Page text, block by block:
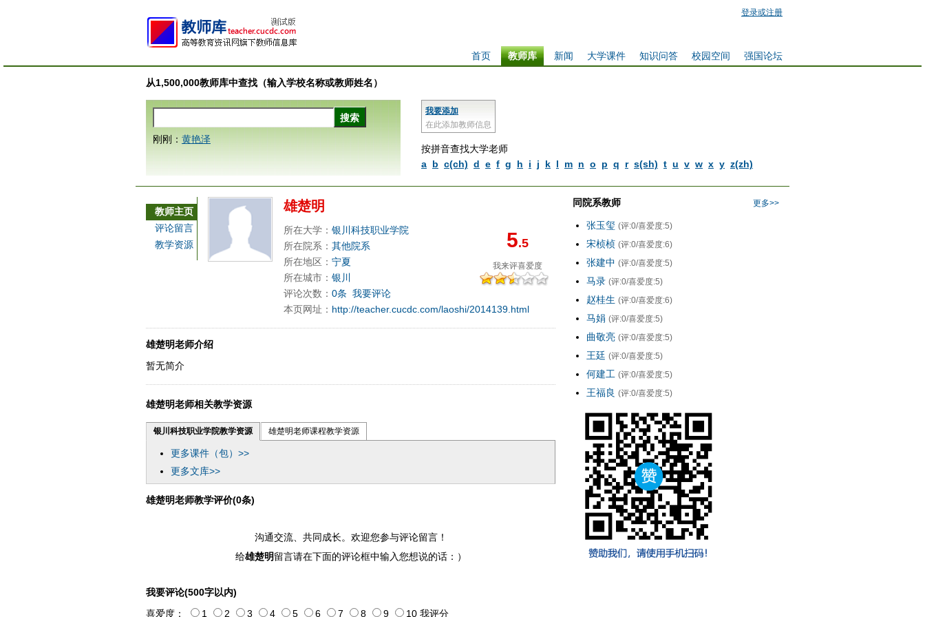
登录或注册
强国论坛
校园空间
知识问答
大学课件
新闻
教师库
首页
从1,500,000教师库中查找（输入学校名称或教师姓名）
我要添加
在此添加教师信息
按拼音查找大学老师
a b c(ch) d e f g h i j k l m n o p q r s(sh) t u v w x y z(zh)
刚刚： 黄艳泽
教师主页
评论留言
教学资源
雄楚明
5.5
我来评喜爱度
所在大学： 银川科技职业学院
所在院系： 其他院系
所在地区： 宁夏
所在城市： 银川
评论次数： 0条 我要评论
本页网址： http://teacher.cucdc.com/laoshi/2014139.html
雄楚明老师介绍
暂无简介
雄楚明老师相关教学资源
银川科技职业学院教学资源 雄楚明老师课程教学资源
更多课件（包）>>
更多文库>>
雄楚明老师教学评价(0条)
沟通交流、共同成长。欢迎您参与评论留言！
给雄楚明留言请在下面的评论框中输入您想说的话：）
我要评论(500字以内)
喜爱度：
1 2 3 4 5 6 7 8 9 10 我评分
更多>>
同院系教师
张玉玺 (评:0/喜爱度:5)
宋桢桢 (评:0/喜爱度:6)
张建中 (评:0/喜爱度:5)
马录 (评:0/喜爱度:5)
赵桂生 (评:0/喜爱度:6)
马娟 (评:0/喜爱度:5)
曲敬亮 (评:0/喜爱度:5)
王廷 (评:0/喜爱度:5)
何建工 (评:0/喜爱度:5)
王福良 (评:0/喜爱度:5)